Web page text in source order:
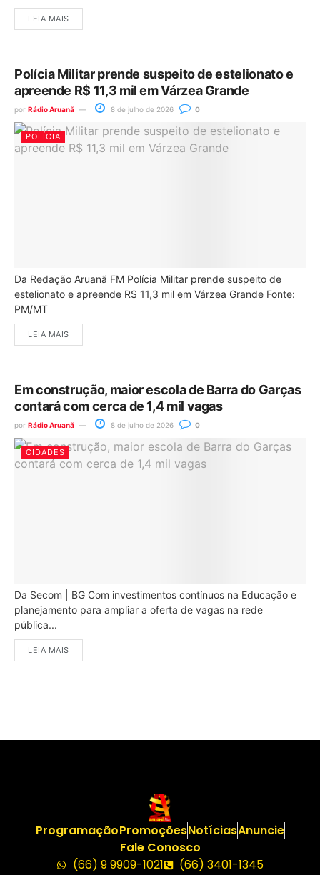
LEIA MAIS
Polícia Militar prende suspeito de estelionato e
apreende R$ 11,3 mil em Várzea Grande
por Rádio Aruanã 8 de julho de 2026 0
POLÍCIA
Da Redação Aruanã FM Polícia Militar prende suspeito de
estelionato e apreende R$ 11,3 mil em Várzea Grande Fonte:
PM/MT
LEIA MAIS
Em construção, maior escola de Barra do Garças
contará com cerca de 1,4 mil vagas
por Rádio Aruanã 8 de julho de 2026 0
CIDADES
Da Secom | BG Com investimentos contínuos na Educação e
planejamento para ampliar a oferta de vagas na rede
pública...
LEIA MAIS
ProgramaçãoPromoçõesNotíciasAnuncie
Fale Conosco
(66) 9 9909-1021
(66) 3401-1345